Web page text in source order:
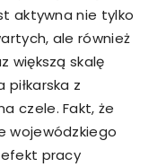
aktywna nie tylko
ale również
większą skalę
z
czele. Fakt, że
wojewódzkiego
pracy